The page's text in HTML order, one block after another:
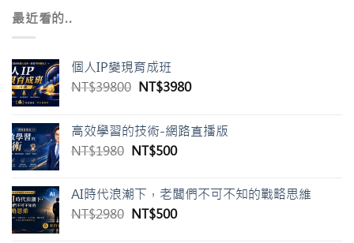
最近看的..
個人IP變現育成班
NT$39800 NT$3980
高效學習的技術-網路直播版
NT$1980 NT$500
AI時代浪潮下，老闆們不可不知的戰略思維
NT$2980 NT$500